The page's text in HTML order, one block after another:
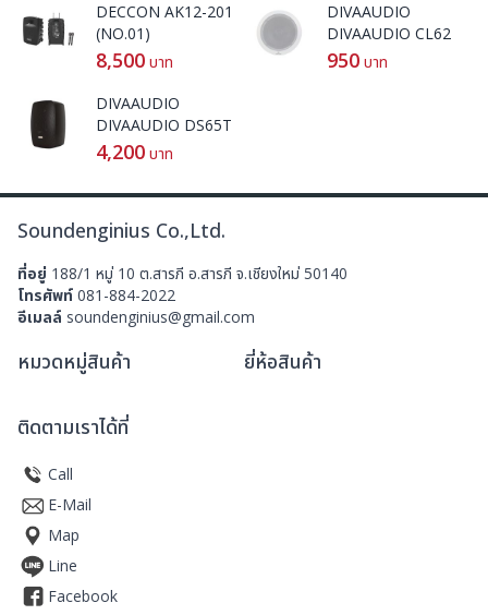
DECCON AK12-201
(NO.01)
8,500 บาท
DIVAAUDIO
DIVAAUDIO CL62
950 บาท
DIVAAUDIO
DIVAAUDIO DS65T
4,200 บาท
Soundenginius Co.,Ltd.
ที่อยู่ 188/1 หมู่ 10 ต.สารภี อ.สารภี จ.เชียงใหม่ 50140
โทรศัพท์ 081-884-2022
อีเมลล์ soundenginius@gmail.com
หมวดหมู่สินค้า ยี่ห้อสินค้า
ติดตามเราได้ที่
Call
E-Mail
Map
Line
Facebook